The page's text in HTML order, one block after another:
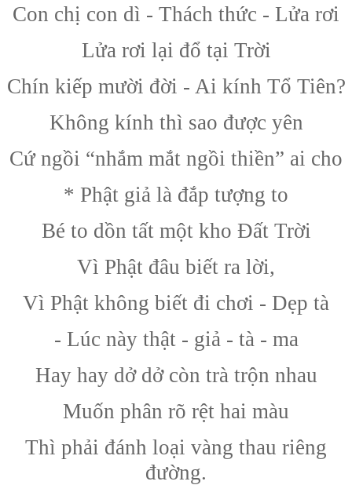
Con chị con dì - Thách thức - Lửa rơi
Lửa rơi lại đổ tại Trời
Chín kiếp mười đời - Ai kính Tổ Tiên?
Không kính thì sao được yên
Cứ ngồi “nhắm mắt ngồi thiền” ai cho
* Phật giả là đắp tượng to
Bé to dồn tất một kho Đất Trời
Vì Phật đâu biết ra lời,
Vì Phật không biết đi chơi - Dẹp tà
- Lúc này thật - giả - tà - ma
Hay hay dở dở còn trà trộn nhau
Muốn phân rõ rệt hai màu
Thì phải đánh loại vàng thau riêng
đường.